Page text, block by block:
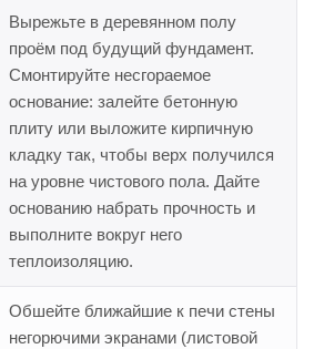
Вырежьте в деревянном полу
проём под будущий фундамент.
Смонтируйте несгораемое
основание: залейте бетонную
плиту или выложите кирпичную
кладку так, чтобы верх получился
на уровне чистового пола. Дайте
основанию набрать прочность и
выполните вокруг него
теплоизоляцию.
Обшейте ближайшие к печи стены
негорючими экранами (листовой